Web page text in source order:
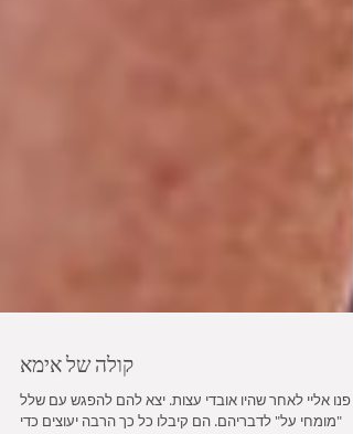
קולה של אימא